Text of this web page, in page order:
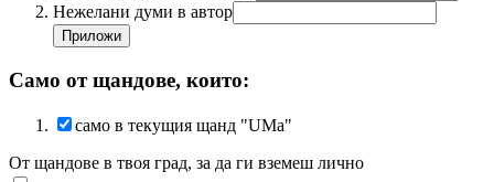
Нежелани думи в автор
Само от щандове, които:
само в текущия щанд "UMa"
От щандове в твоя град, за да ги вземеш лично